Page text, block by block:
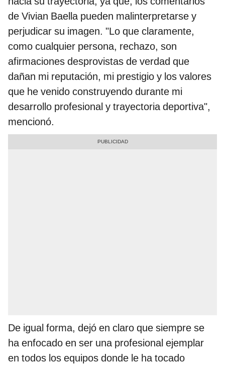
de Vivian Baella pueden malinterpretarse y
perjudicar su imagen. "Lo que claramente,
como cualquier persona, rechazo, son
afirmaciones desprovistas de verdad que
dañan mi reputación, mi prestigio y los valores
que he venido construyendo durante mi
desarrollo profesional y trayectoria deportiva",
mencionó.
De igual forma, dejó en claro que siempre se
ha enfocado en ser una profesional ejemplar
en todos los equipos donde le ha tocado